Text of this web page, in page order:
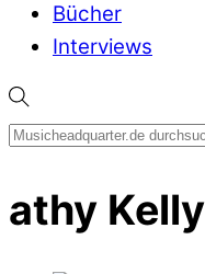
Bücher
Interviews
athy Kelly